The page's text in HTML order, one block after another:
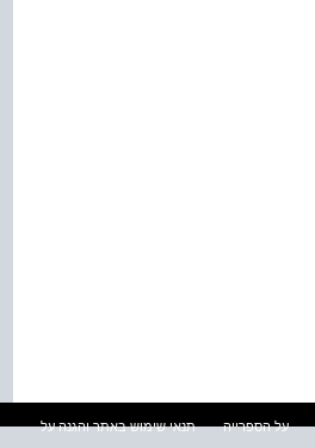
על הספרייה
תנאי שימוש באתר והגנה על